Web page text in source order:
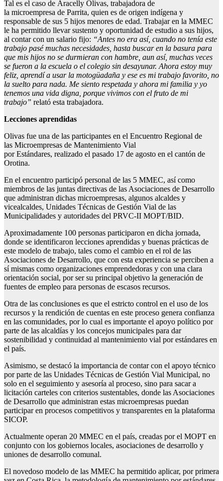
Tal es el caso de Aracelly Olivas, trabajadora de
la microempresa de Parrita, quien es de origen indígena y
responsable de sus 5 hijos menores de edad. Trabajar en la MMEC
le ha permitido llevar sustento y oportunidad de estudio a sus hijos,
al contar con un salario fijo: “Antes no era así, cuando no tenía este
trabajo pasé muchas necesidades, hasta buscar en la basura para
que mis hijos no se durmieran con hambre, aun así, muchas veces
se fueron a la escuela o el colegio sin desayunar. Ahora estoy muy
feliz, aprendí a usar la motogüadaña y ese es mi trabajo favorito, no
la suelto para nada. Me siento respetada y ahora mi familia y yo
tenemos una vida digna, porque vivimos con el fruto de mi
trabajo” relató esta trabajadora.
Lecciones aprendidas
Olivas fue una de las participantes en el Encuentro Regional de
las Microempresas de Mantenimiento Vial
por Estándares, realizado el pasado 17 de agosto en el cantón de
Orotina.
En el encuentro participó personal de las 5 MMEC, así como
miembros de las juntas directivas de las Asociaciones de Desarrollo
que administran dichas microempresas, algunos alcaldes y
vicealcaldes, Unidades Técnicas de Gestión Vial de las
Municipalidades y autoridades del PRVC-II MOPT/BID.
Aproximadamente 100 personas participaron en dicha jornada,
donde se identificaron lecciones aprendidas y buenas prácticas de
este modelo de trabajo, tales como el cambio en el rol de las
Asociaciones de Desarrollo, que con esta experiencia se perciben a
sí mismas como organizaciones emprendedoras y con una clara
orientación social, por ser su principal objetivo la generación de
fuentes de empleo para personas de escasos recursos.
Otra de las conclusiones es que el estricto control en el uso de los
recursos y la rendición de cuentas en este proceso genera confianza
en las comunidades, por lo cual es importante el apoyo político por
parte de las alcaldías y los concejos municipales para dar
sostenibilidad y continuidad al mantenimiento vial por estándares en
el país.
Asimismo, se destacó la importancia de contar con el apoyo técnico
por parte de las Unidades Técnicas de Gestión Vial Municipal, no
solo en el seguimiento y asesoría al proceso, sino para sacar a
licitación carteles con criterios sustentables, donde las Asociaciones
de Desarrollo que administran estas microempresas puedan
participar en procesos competitivos y transparentes en la plataforma
SICOP.
Actualmente operan 20 MMEC en el país, creadas por el MOPT en
conjunto con los gobiernos locales, asociaciones de desarrollo y
uniones de desarrollo comunal.
El novedoso modelo de las MMEC ha permitido aplicar, por primera